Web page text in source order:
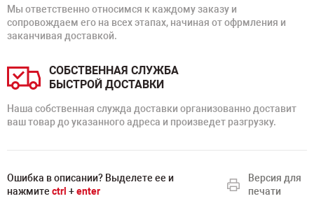
Мы ответственно относимся к каждому заказу и
сопровождаем его на всех этапах, начиная от офрмления и
заканчивая доставкой.
СОБСТВЕННАЯ СЛУЖБА
БЫСТРОЙ ДОСТАВКИ
Наша собственная служда доставки организованно доставит
ваш товар до указанного адреса и произведет разгрузку.
Ошибка в описании? Выделете ее и
нажмите ctrl +enter
Версия для
печати